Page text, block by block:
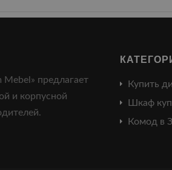
предлагает
и корпусной
Купить
Шкаф
Комод в